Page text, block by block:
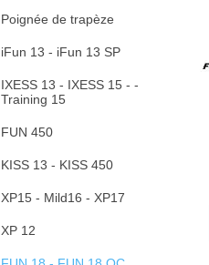
Poignée de trapèze
iFun 13 - iFun 13 SP
IXESS 13 - IXESS 15 - -
Training 15
FUN 450
KISS 13 - KISS 450
XP15 - Mild16 - XP17
XP 12